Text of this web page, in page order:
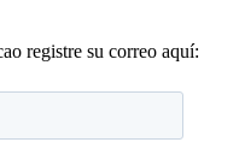
registre su correo aquí: